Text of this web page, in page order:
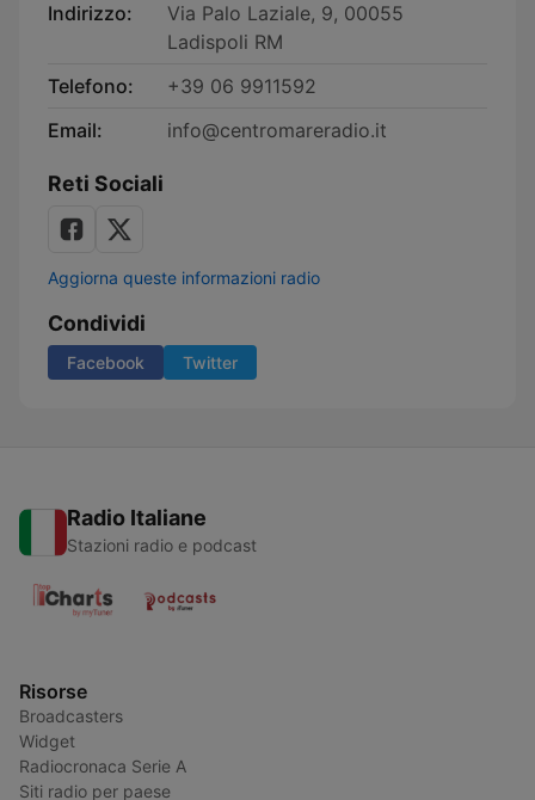
Indirizzo:
Via Palo Laziale, 9, 00055
Ladispoli RM
Telefono:
+39 06 9911592
Email:
info@centromareradio.it
Reti Sociali
Aggiorna queste informazioni radio
Condividi
Facebook Twitter
Radio Italiane
Stazioni radio e podcast
Risorse
Broadcasters
Widget
Radiocronaca Serie A
Siti radio per paese